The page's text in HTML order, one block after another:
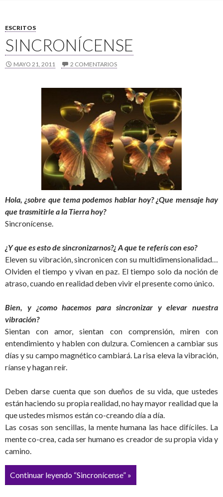
ESCRITOS
SINCRONÍCENSE
MAYO 21, 2011 2 COMENTARIOS
Hola, ¿sobre que tema podemos hablar hoy? ¿Que mensaje hay
que trasmitirle a la Tierra hoy?
Sincronícense.
¿Y que es esto de sincronizarnos?¿ A que te referís con eso?
Eleven su vibración, sincronicen con su multidimensionalidad…
Olviden el tiempo y vivan en paz. El tiempo solo da noción de
atraso, cuando en realidad deben vivir el presente como único.
Bien, y ¿como hacemos para sincronizar y elevar nuestra
vibración?
Sientan con amor, sientan con comprensión, miren con
entendimiento y hablen con dulzura. Comiencen a cambiar sus
días y su campo magnético cambiará. La risa eleva la vibración,
ríanse y hagan reír.
Deben darse cuenta que son dueños de su vida, que ustedes
están haciendo su propia realidad, no hay mayor realidad que la
que ustedes mismos están co-creando día a día.
Las cosas son sencillas, la mente humana las hace difíciles. La
mente co-crea, cada ser humano es creador de su propia vida y
camino.
Continuar leyendo “Sincronícense” »